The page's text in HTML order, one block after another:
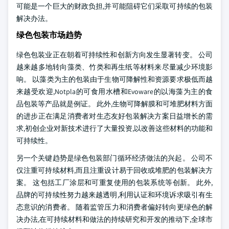
可能是一个巨大的财政负担,并可能阻碍它们采取可持续的包装
解决办法。
绿色包装市场趋势
绿色包装业正在朝着可持续性和创新方向发生显著转变。 公司
越来越多地转向藻类、竹类和再生纸等材料来尽量减少环境影
响。 以藻类为主的包装由于生物可降解性和资源要求极低而越
来越受欢迎,Notpla的可食用水槽和Evoware的以海藻为主的食
品包装等产品就是例证。 此外,生物可降解膜和可堆肥材料方面
的进步正在满足消费者对生态友好包装解决方案日益增长的需
求,初创企业对新技术进行了大量投资,以改善这些材料的功能和
可持续性。
另一个关键趋势是绿色包装部门循环经济做法的兴起。 公司不
仅注重可持续材料,而且注重设计易于回收或堆肥的包装解决方
案。 这包括工厂涂层和可重复使用的包装系统等创新。 此外,
品牌的可持续性努力越来越透明,利用认证和环境诉求吸引有生
态意识的消费者。 随着监管压力和消费者偏好转向更绿色的解
决办法,在可持续材料和做法的持续研究和开发的推动下,全球市